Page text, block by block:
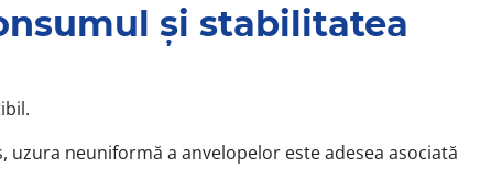
și stabilitatea
uzura neuniformă a anvelopelor este adesea asociată